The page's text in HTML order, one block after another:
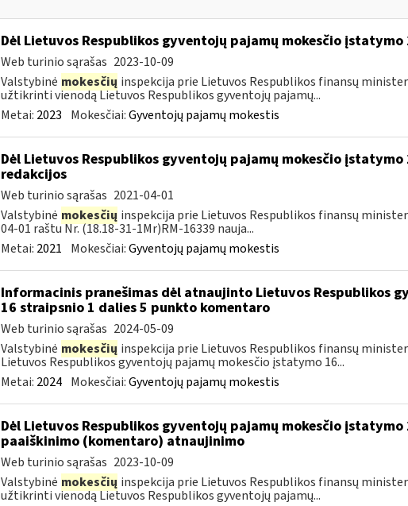
Dėl Lietuvos Respublikos gyventojų pajamų mokesčio
Web turinio sąrašas 2023-10-09
Valstybinė mokesčių inspekcija prie Lietuvos Respublikos finansų
užtikrinti vienodą Lietuvos Respublikos gyventojų pajamų...
Metai: 2023 Mokesčiai:Gyventojų pajamų mokestis
Dėl Lietuvos Respublikos gyventojų pajamų mokesčio
redakcijos
Web turinio sąrašas 2021-04-01
Valstybinė mokesčių inspekcija prie Lietuvos Respublikos finansų
04-01 raštu Nr. (18.18-31-1Mr)RM-16339 nauja...
Metai: 2021 Mokesčiai:Gyventojų pajamų mokestis
Informacinis pranešimas dėl atnaujinto Lietuvos Respublikos
16 straipsnio 1 dalies 5 punkto komentaro
Web turinio sąrašas 2024-05-09
Valstybinė mokesčių inspekcija prie Lietuvos Respublikos finansų
Lietuvos Respublikos gyventojų pajamų mokesčio įstatymo 16...
Metai: 2024 Mokesčiai:Gyventojų pajamų mokestis
Dėl Lietuvos Respublikos gyventojų pajamų mokesčio
paaiškinimo (komentaro) atnaujinimo
Web turinio sąrašas 2023-10-09
Valstybinė mokesčių inspekcija prie Lietuvos Respublikos finansų
užtikrinti vienodą Lietuvos Respublikos gyventojų pajamų...